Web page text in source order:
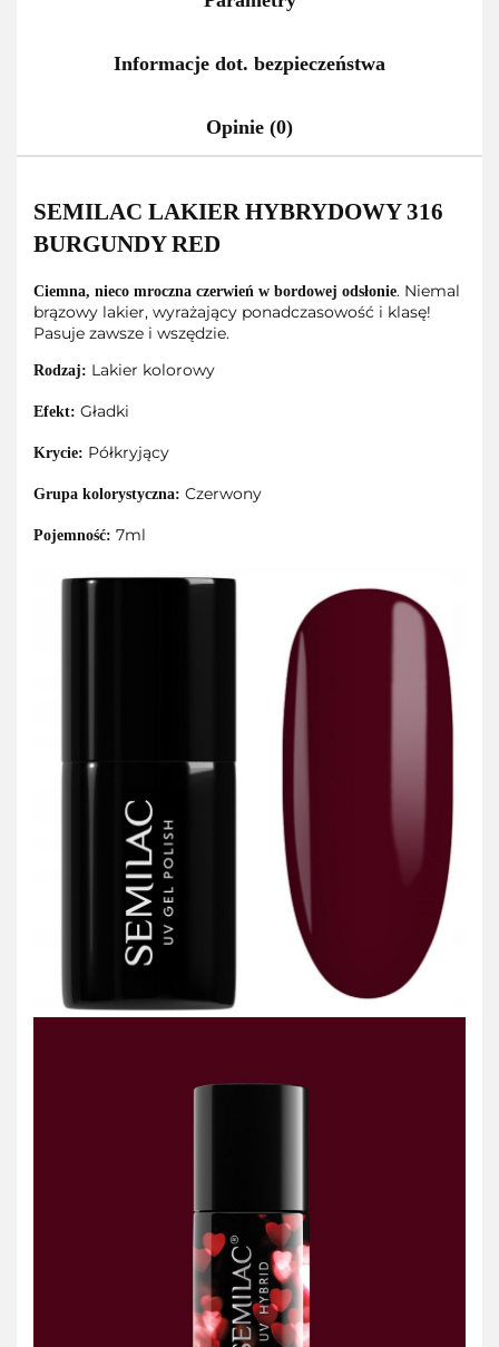
Informacje dot. bezpieczeństwa
Opinie (0)
SEMILAC LAKIER HYBRYDOWY 316
BURGUNDY RED
Ciemna, nieco mroczna czerwień w bordowej odsłonie. Niemal
brązowy lakier, wyrażający ponadczasowość i klasę!
Pasuje zawsze i wszędzie.
Rodzaj: Lakier kolorowy
Efekt: Gładki
Krycie: Półkryjący
Grupa kolorystyczna: Czerwony
Pojemność: 7ml